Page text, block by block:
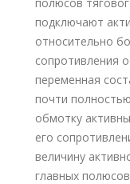
подключают
относительно
сопротивления
переменная
почти
обмотку
его
величину
главных